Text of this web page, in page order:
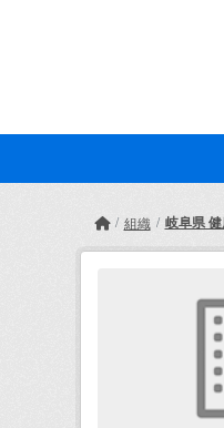
組織 岐阜県